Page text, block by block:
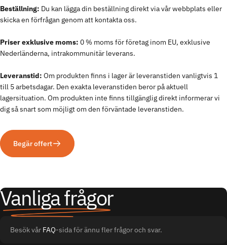
Beställning: Du kan lägga din beställning direkt via vår webbplats eller
skicka en förfrågan genom att kontakta oss.
Priser exklusive moms: 0 % moms för företag inom EU, exklusive
Nederländerna, intrakommunitär leverans.
Leveranstid: Om produkten finns i lager är leveranstiden vanligtvis 1
till 5 arbetsdagar. Den exakta leveranstiden beror på aktuell
lagersituation. Om produkten inte finns tillgänglig direkt informerar vi
dig så snart som möjligt om den förväntade leveranstiden.
Begär offert
Vanliga frågor
Besök vår FAQ-sida för ännu fler frågor och svar.